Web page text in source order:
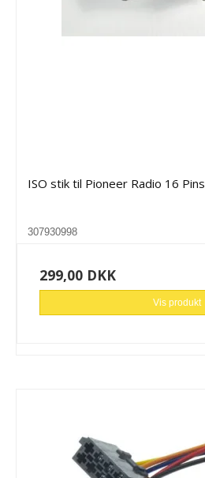
ISO stik til Pioneer Radio 16 Pins
307930998
299,00 DKK
Vis produkt